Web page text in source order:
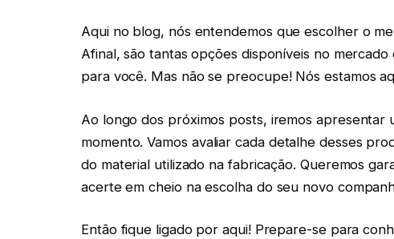
Aqui no blog, nós entendemos que escolher o
Afinal, são tantas opções disponíveis no
para você. Mas não se preocupe! Nós estamos
Ao longo dos próximos posts, iremos
momento. Vamos avaliar cada detalhe desses
do material utilizado na fabricação. Queremos
acerte em cheio na escolha do seu novo
Então fique ligado por aqui! Prepare-se para